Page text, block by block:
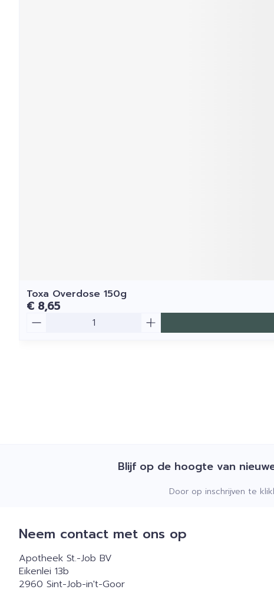
Toxa Overdose 150g
€ 8,65
Blijf op de hoogte van
Door op inschrijven te
Neem contact met ons op
Apotheek St.-Job BV
Eikenlei 13b
2960 Sint-Job-in't-Goor